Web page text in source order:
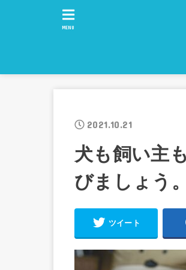
MENU
2021.10.21
犬も飼い主
びましょう。
ツイート